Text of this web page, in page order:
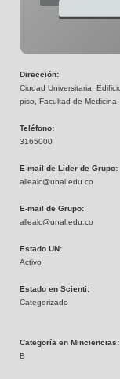
Dirección:
Ciudad Universitaria,
piso, Facultad de Medicina
Teléfono:
3165000
E-mail de Líder de Grupo:
allealc@unal.edu.co
E-mail de Grupo:
allealc@unal.edu.co
Estado UN:
Activo
Estado en Scienti:
Categorizado
Categoría en Minciencias:
B